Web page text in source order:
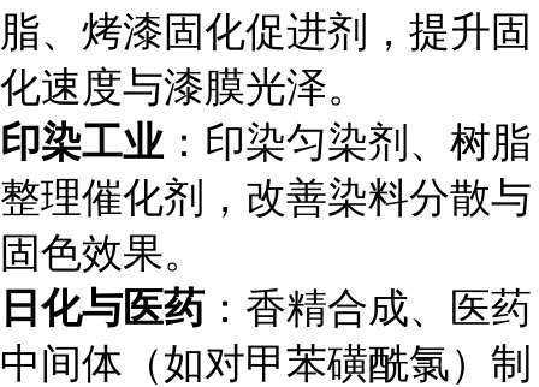
脂、烤漆固化促进剂，提升固
化速度与漆膜光泽。
印染工业 ：印染匀染剂、树脂
整理催化剂，改善染料分散与
固色效果。
日化与医药 ：香精合成、医药
中间体（如对甲苯磺酰氯）制